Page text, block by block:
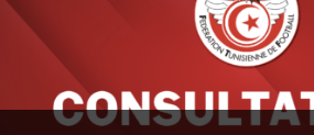
Feuille de match 2017/2018
–Ligue I–